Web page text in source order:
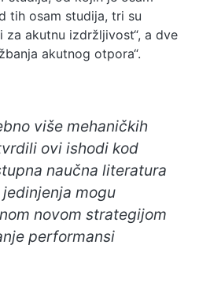
tih osam studija, tri su
za akutnu izdržljivost“, a dve
akutnog otpora“.
više mehaničkih
ovi ishodi kod
naučna literatura
mogu
novom strategijom
performansi